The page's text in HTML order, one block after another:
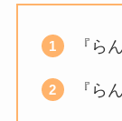
『ら
『ら